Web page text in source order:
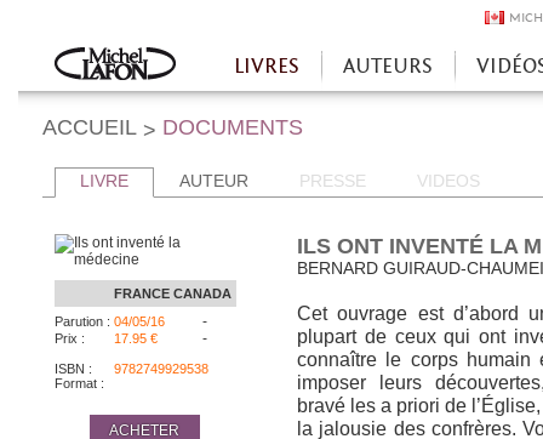
Accueil
LIVRES AUTEURS
ACCUEIL > DOCUMENTS
LIVRE AUTEUR PRESSE VIDEOS
FRANCE CANADA
Parution : 04/05/16 -
Prix : 17.95 € -
ISBN :
9782749929538
Format :
ACHETER
ILS ONT INVENTÉ LA
BERNARD GUIRAUD-
Cet ouvrage est d’abord
plupart de ceux qui ont
connaître le corps
imposer leurs
bravé les a priori de
la jalousie des confrères.